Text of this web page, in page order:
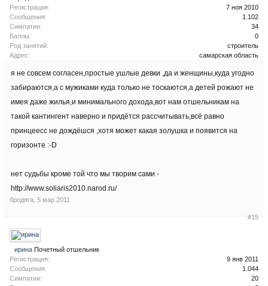
Регистрация:
7 ноя 2010
Сообщения:
1.102
Симпатии:
34
Баллы:
0
Род занятий:
строитель
Адрес:
самарская область
я не совсем согласен,простые ушлые девки ,да и женщины,куда угодно
забираются,а с мужиками куда только не тоскаются,а детей рожают не
имея даже жилья,и минимального дохода,вот нам отшельникам на
такой кантингент наверно и придётся рассчитывать,всё равно
принцеесс не дождёшся ,хотя может какая золушка и появится на
горизонте :-D
нет судьбы кроме той что мы творим сами -
http://www.soliaris2010.narod.ru/
бродяга 5 мар 2011
#15
ирина Почетный отшельник
Регистрация:
9 янв 2011
Сообщения:
1.044
Симпатии:
20